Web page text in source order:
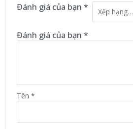
Đánh giá của bạn *
Đánh giá của bạn *
Tên *